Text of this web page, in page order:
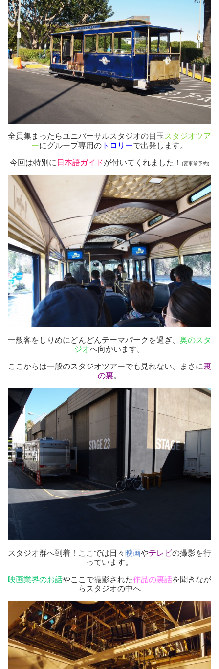
全員集まったらユニバーサルスタジオの目玉スタジオツア
ーにグループ専用の トロリーで出発します。
今回は特別に 日本語ガイドが付いてくれました！ (要事前予約)
一般客をしりめにどんどんテーマパークを過ぎ、 奥のスタ
ジオへ向かいます。
ここからは一般のスタジオツアーでも見れない、まさに裏
の裏。
スタジオ群へ到着！ここでは日々 映画やテレビの撮影を行
っています。
映画業界のお話やここで撮影された作品の裏話を聞きなが
らスタジオの中へ